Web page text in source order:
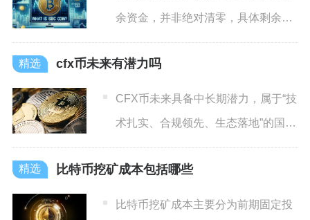
余资金，并非绝对清零，具体剩余金
额取决于杠杆倍数、保证金模
cfx币未来有潜力吗
CFX币未来具备中长期潜力，属于“技
术扎实、合规领先、生态落地”的国产
公链代币，短期受市场
比特币挖矿成本包括哪些
比特币挖矿成本主要分为前期固定投